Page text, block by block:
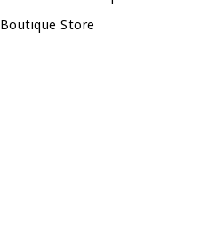
Boutique Store